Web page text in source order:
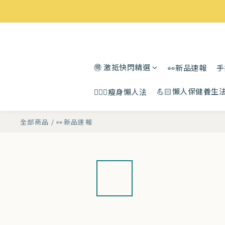
🉐 激抵快閃精選 👀新品速報
🧘🏻‍♀️瘦身懶人法 💪🏻懶人保健養生
全部商品 /👀新品速報